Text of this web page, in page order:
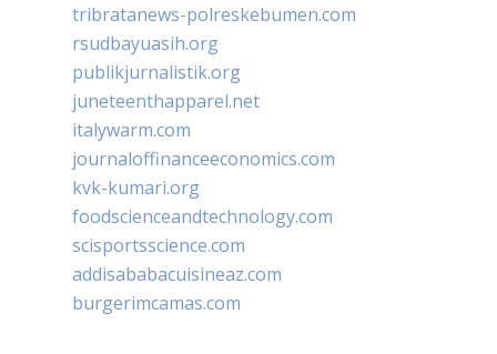
tribratanews-polreskebumen.com
rsudbayuasih.org
publikjurnalistik.org
juneteenthapparel.net
italywarm.com
journaloffinanceeconomics.com
kvk-kumari.org
foodscienceandtechnology.com
scisportsscience.com
addisababacuisineaz.com
burgerimcamas.com